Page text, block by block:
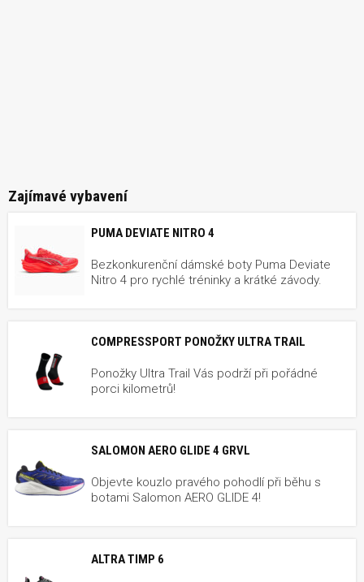
Zajímavé vybavení
PUMA DEVIATE NITRO 4
Bezkonkurenční dámské boty Puma Deviate
Nitro 4 pro rychlé tréninky a krátké závody.
COMPRESSPORT PONOŽKY ULTRA TRAIL
Ponožky Ultra Trail Vás podrží při pořádné
porci kilometrů!
SALOMON AERO GLIDE 4 GRVL
Objevte kouzlo pravého pohodlí při běhu s
botami Salomon AERO GLIDE 4!
ALTRA TIMP 6